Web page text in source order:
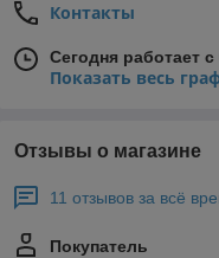
Контакты
Сегодня работает
Показать весь
Отзывы о магазине
11 отзывов за всё
Покупатель